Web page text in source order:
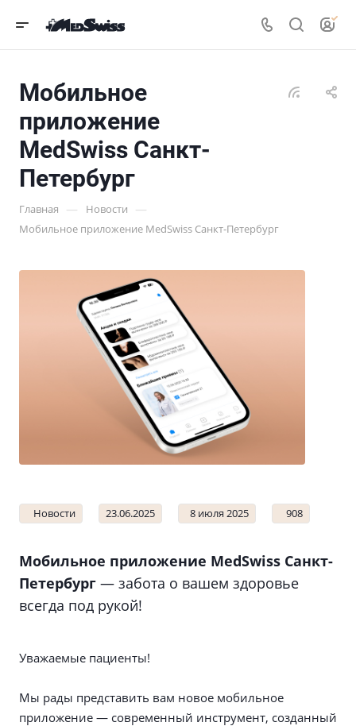
Мобильное
приложение
MedSwiss Санкт-
Петербург
Главная — Новости —
Мобильное приложение MedSwiss Санкт-Петербург
Новости 23.06.2025 8 июля 2025 908
Мобильное приложение MedSwiss Санкт-
Петербург — забота о вашем здоровье
всегда под рукой!
Уважаемые пациенты!
Мы рады представить вам новое мобильное
приложение — современный инструмент, созданный